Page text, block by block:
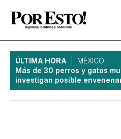
ÚLTIMA HORA
MÉXICO
Más de 30 perros y gatos
investigan posible